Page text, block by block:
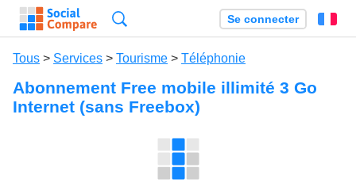
Se connecter
Tous > Services > Tourisme > Téléphonie
Abonnement Free mobile illimité 3 Go
Internet (sans Freebox)